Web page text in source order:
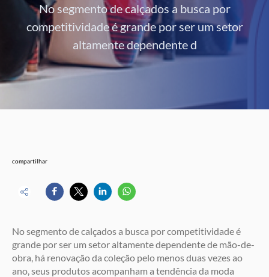
No segmento de calçados a busca por
competitividade é grande por ser um setor
altamente dependente d
compartilhar
No segmento de calçados a busca por competitividade é
grande por ser um setor altamente dependente de mão-de-
obra, há renovação da coleção pelo menos duas vezes ao
ano, seus produtos acompanham a tendência da moda